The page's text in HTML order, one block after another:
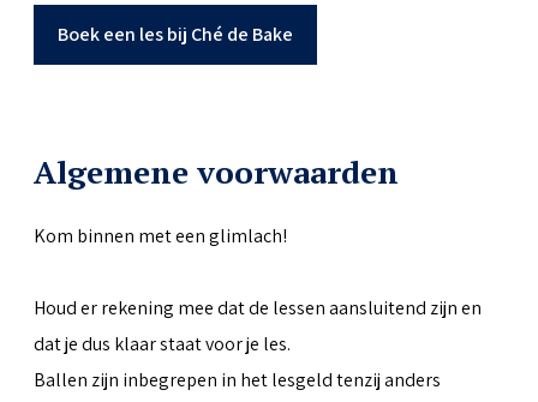
Boek een les bij Ché de Bake
Algemene voorwaarden
Kom binnen met een glimlach!
Houd er rekening mee dat de lessen aansluitend zijn en
dat je dus klaar staat voor je les.
Ballen zijn inbegrepen in het lesgeld tenzij anders